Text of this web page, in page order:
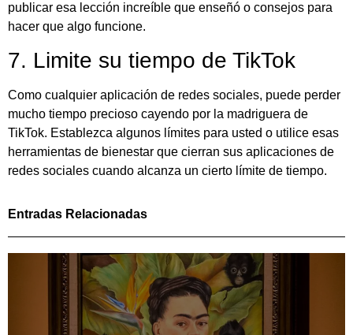
publicar esa lección increíble que enseñó o consejos para
hacer que algo funcione.
7. Limite su tiempo de TikTok
Como cualquier aplicación de redes sociales, puede perder
mucho tiempo precioso cayendo por la madriguera de
TikTok. Establezca algunos límites para usted o utilice esas
herramientas de bienestar que cierran sus aplicaciones de
redes sociales cuando alcanza un cierto límite de tiempo.
Entradas Relacionadas